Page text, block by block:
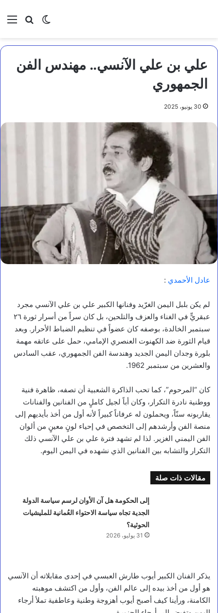
بحثالوضع
علي بن علي الآنسي.. مهندس الفن
الجمهوري
30 يونيو، 2025
عادل الأحمدي :
لم يكن بلبل اليمن الغرّيد وفنانها الكبير علي بن علي الآنسي مجرد
عبقريٍّ في الغناء والعزف والتلحين، بل كان سراً من أسرار ثورة ٢٦
سبتمبر الخالدة، بوصفه كان عضواً في تنظيم الضباط الأحرار. وبعد
قيام الثورة ضد الكهنوت العنصري الإمامي، حمل على عاتقه مهمة
بلورة وجدان اليمن الجديد وهندسة الفن الجمهوري، عقب السادس
والعشرين من سبتمبر 1962.
كان “المرحوم”، كما تحب الذاكرة الشعبية أن تصفه، ظاهرة فنية
ووطنية نادرة التكرار، وكان أباً لجيل كاملٍ من الفنانين والفنانات
يقاربونه سنّاً، ويحملون له عرفاناً كبيراً لأنه أول من أخذ بأيديهم إلى
منصة الفن وأرشدهم إلى التخصص في إحياء لونٍ معينٍ من ألوان
الفن اليمني الغزير. لذا لم تشهد فترة علي بن علي الآنسي ذلك
التكرار والتشابه بين الفنانين الذي نشهده في اليمن اليوم.
مقالات ذات صلة
إلى الحكومة هل آن الأوان لرسم سياسة الدولة
الجدية تجاه سياسة الاحتواء العُمانية للمليشيات
الحوثية؟
31 يوليو، 2026
يذكر الفنان الكبير أيوب طارش العبسي في إحدى مقابلاته أن الآنسي
هو أول من أخذ بيده إلى عالم الفن، وأول من اكتشف موهبته
الكامنة، ورأينا كيف أصبح أيوب أهزوجة وطنية وعاطفية تملأ أرجاء